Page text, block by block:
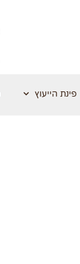
פינת הייעוץ